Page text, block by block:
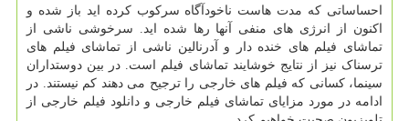
احساساتی که مدت هاست ناخودآگاه سرکوب کرده اید باز شده و
اکنون از انرژی های منفی آنها رها شده اید. سرخوشی ناشی از
تماشای فیلم های خنده دار و آدرنالین ناشی از تماشای فیلم های
ترسناک نیز از نتایج خوشایند تماشای فیلم است. در بین دوستداران
سینما، کسانی که فیلم های خارجی را ترجیح می دهند کم نیستند. در
ادامه در مورد مزایای تماشای فیلم خارجی و دانلود فیلم خارجی از